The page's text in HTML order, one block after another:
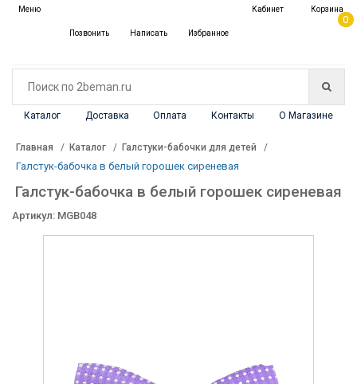
Каталог Доставка Оплата Контакты О Магазине
Каталог
Главная Каталог Галстуки-бабочки для детей
Галстук-бабочка в белый горошек сиреневая
Галстук-бабочка в белый горошек сиреневая
Артикул: MGB048
Меню
Позвонить Написать Избранное
Кабинет Корзина
0